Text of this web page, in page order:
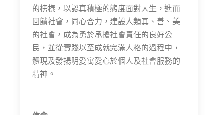
的榜樣，以認真積極的態度面對人生，進而
回饋社會，同心合力，建設人類真、善、美
的社會，成為勇於承擔社會責任的良好公
民，並從實踐以至成就完滿人格的過程中，
體現及發揚明愛寓愛心於個人及社會服務的
精神。